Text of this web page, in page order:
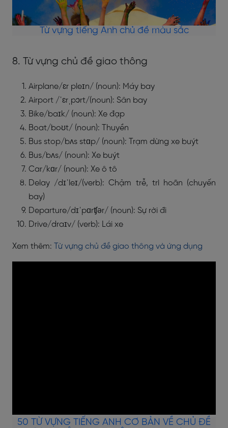
Từ vựng tiếng Anh chủ đề màu sắc
8. Từ vựng chủ đề giao thông
Airplane/ɛr pleɪn/ (noun): Máy bay
Airport /ˈɛrˌpɔrt/(noun): Sân bay
Bike/baɪk/ (noun): Xe đạp
Boat/boʊt/ (noun): Thuyền
Bus stop/bʌs stɑp/ (noun): Trạm dừng xe buýt
Bus/bʌs/ (noun): Xe buýt
Car/kɑr/ (noun): Xe ô tô
Delay /dɪˈleɪ/(verb): Chậm trễ, trì hoãn (chuyến
bay)
Departure/dɪˈpɑrʧər/ (noun): Sự rời đi
Drive/draɪv/ (verb): Lái xe
Xem thêm: Từ vựng chủ đề giao thông và ứng dụng
50 TỪ VỰNG TIẾNG ANH CƠ BẢN VỀ CHỦ ĐỀ